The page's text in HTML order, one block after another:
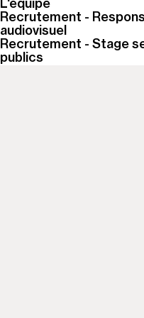
L'équipe
Recrutement -
audiovisuel
Recrutement - Stage
publics